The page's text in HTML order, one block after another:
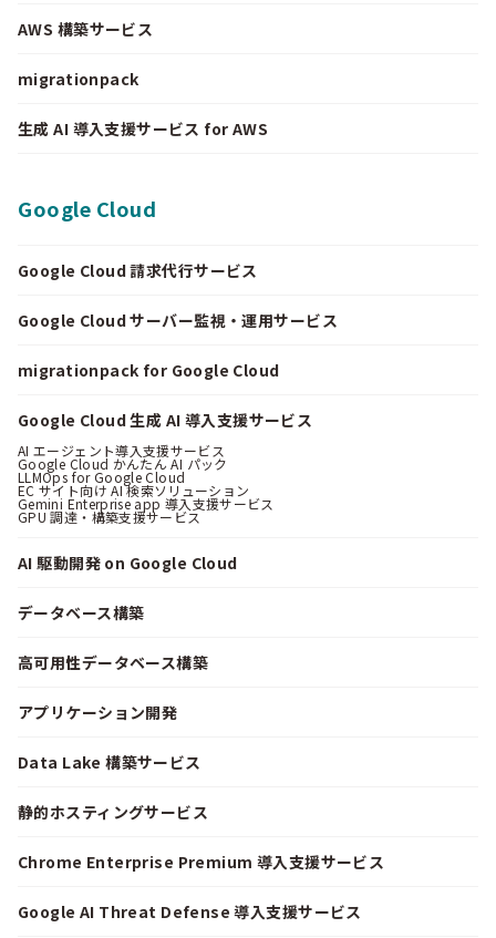
AWS 構築サービス
migrationpack
生成 AI 導入支援サービス for AWS
Google Cloud
Google Cloud 請求代行サービス
Google Cloud サーバー監視・運用サービス
migrationpack for Google Cloud
Google Cloud 生成 AI 導入支援サービス
AI エージェント導入支援サービス
Google Cloud かんたん AI パック
LLMOps for Google Cloud
EC サイト向け AI 検索ソリューション
Gemini Enterprise app 導入支援サービス
GPU 調達・構築支援サービス
AI 駆動開発 on Google Cloud
データベース構築
高可用性データベース構築
アプリケーション開発
Data Lake 構築サービス
静的ホスティングサービス
Chrome Enterprise Premium 導入支援サービス
Google AI Threat Defense 導入支援サービス